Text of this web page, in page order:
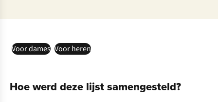
Voor dames Voor heren
Hoe werd deze lijst samengesteld?